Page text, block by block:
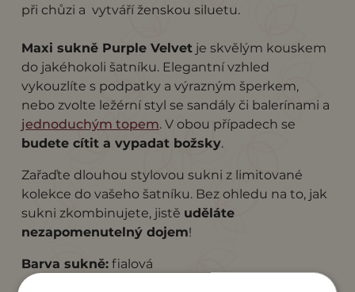
při chůzi a vytváří ženskou siluetu.
Maxi sukně Purple Velvetje skvělým kouskem
do jakéhokoli šatníku. Elegantní vzhled
vykouzlíte s podpatky a výrazným šperkem,
nebo zvolte ležérní styl se sandály či balerínami a
jednoduchým topem. V obou případech se
budete cítit a vypadat božsky.
Zařaďte dlouhou stylovou sukni z limitované
kolekce do vašeho šatníku. Bez ohledu na to, jak
sukni zkombinujete, jistě uděláte
nezapomenutelný dojem!
Barva sukně:fialová